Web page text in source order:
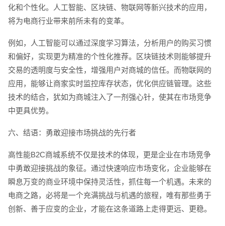
化和个性化。人工智能、区块链、物联网等新兴技术的应用，
将为电商行业带来前所未有的变革。
例如，人工智能可以通过深度学习算法，分析用户的购买习惯
和偏好，实现更为精准的个性化推荐。区块链技术则能够提升
交易的透明度与安全性，增强用户对商城的信任。而物联网的
应用，能够让商家实时监控库存状态，优化供应链管理。这些
技术的结合，犹如为商城注入了一剂强心针，使其在市场竞争
中更具优势。
六、结语：勇敢迎接市场挑战的先行者
高性能B2C商城系统不仅是技术的体现，更是企业在市场竞争
中勇敢迎接挑战的象征。通过快速响应市场变化，企业能够在
瞬息万变的商业环境中保持灵活性，抓住每一个机遇。未来的
电商之路，必将是一个充满挑战与机遇的旅程，唯有那些勇于
创新、善于应变的企业，才能在这条道路上走得更远、更稳。